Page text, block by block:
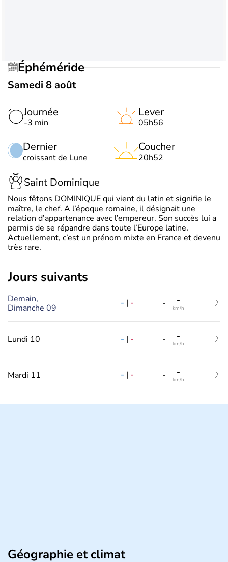
Éphéméride
Samedi 8 août
Journée
-3 min
Dernier
croissant de Lune
Lever
05h56
Coucher
20h52
Saint Dominique
Nous fêtons DOMINIQUE qui vient du latin et signifie le
maître, le chef. A l’époque romaine, il désignait une
relation d’appartenance avec l’empereur. Son succès lui a
permis de se répandre dans toute l’Europe latine.
Actuellement, c’est un prénom mixte en France et devenu
très rare.
jours suivants
Demain,
Dimanche 09
- | - - -
km/h
Lundi 10 - | - - -
km/h
Mardi 11 - | - - -
km/h
Géographie et climat